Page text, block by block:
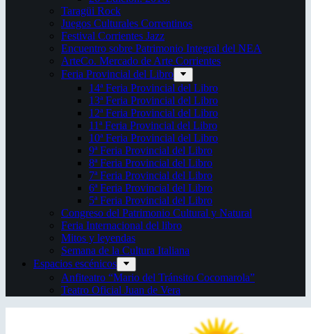
Taragüi Rock
Juegos Culturales Correntinos
Festival Corrientes Jazz
Encuentro sobre Patrimonio Integral del NEA
ArteCo. Mercado de Arte Corrientes
Feria Provincial del Libro
14ª Feria Provincial del Libro
13ª Feria Provincial del Libro
12ª Feria Provincial del Libro
11ª Feria Provincial del Libro
10ª Feria Provincial del Libro
9ª Feria Provincial del Libro
8ª Feria Provincial del Libro
7ª Feria Provincial del Libro
6ª Feria Provincial del Libro
5ª Feria Provincial del Libro
Congreso del Patrimonio Cultural y Natural
Feria Internacional del libro
Mitos y leyendas
Semana de la Cultura Italiana
Espacios escénicos
Anfiteatro “Mario del Tránsito Cocomarola”
Teatro Oficial Juan de Vera